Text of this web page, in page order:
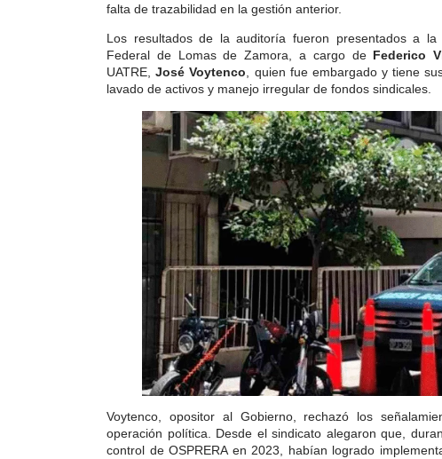
falta de trazabilidad en la gestión anterior.
Los resultados de la auditoría fueron presentados a
Federal de Lomas de Zamora, a cargo de Federico
UATRE,José Voytenco, quien fue embargado y tiene
lavado de activos y manejo irregular de fondos sindicales.
Voytenco, opositor al Gobierno, rechazó los
operación política. Desde el sindicato alegaron que,
control de OSPRERA en 2023, habían logrado